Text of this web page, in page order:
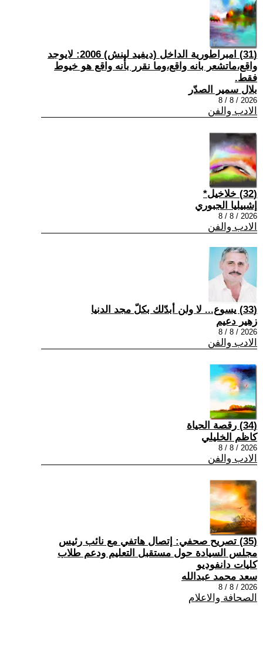
(31) امبراطورية الداخل (ديفيد لينش) 2006: لايوجد
واقع،ماتشعر بانه واقع،وما نقرر بأنه واقع هو خيوط
فقط.
بلال سمير الصدّر
2026 / 8 / 8
الادب والفن
(32) خلاخيل*
إشبيليا الجبوري
2026 / 8 / 8
الادب والفن
(33) يسوع... لا ولن أبدّلك بكلّ مجد الدنيا
زهير دعيم
2026 / 8 / 8
الادب والفن
(34) رقصة الحياة
كاظم الخليلي
2026 / 8 / 8
الادب والفن
(35) تصريح صحفي: إتصال هاتفي مع نائب رئيس
مجلس السيادة حول مستقبل التعليم ودعم طلاب
كليات دانفوديو
سعد محمد عبدالله
2026 / 8 / 8
الصحافة والاعلام